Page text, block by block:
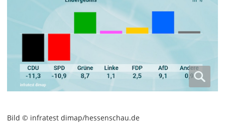
Bild © infratest dimap/hessenschau.de